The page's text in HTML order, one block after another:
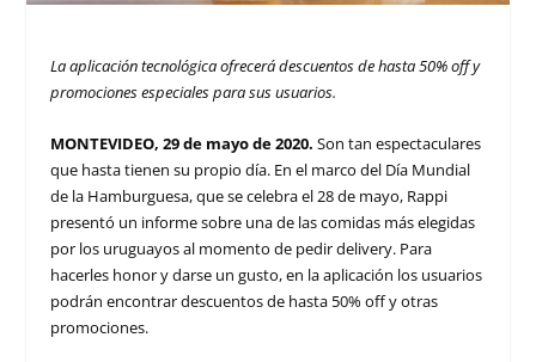
La aplicación tecnológica ofrecerá descuentos de hasta 50% off y
promociones especiales para sus usuarios.
MONTEVIDEO, 29 de mayo de 2020.Son tan espectaculares
que hasta tienen su propio día. En el marco del Día Mundial
de la Hamburguesa, que se celebra el 28 de mayo, Rappi
presentó un informe sobre una de las comidas más elegidas
por los uruguayos al momento de pedir delivery. Para
hacerles honor y darse un gusto, en la aplicación los usuarios
podrán encontrar descuentos de hasta 50% off y otras
promociones.